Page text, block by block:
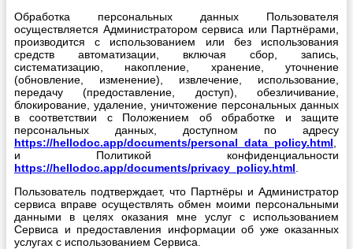
Обработка персональных данных Пользователя
осуществляется Администратором сервиса или Партнёрами,
производится с использованием или без использования
средств автоматизации, включая сбор, запись,
систематизацию, накопление, хранение, уточнение
(обновление, изменение), извлечение, использование,
передачу (предоставление, доступ), обезличивание,
блокирование, удаление, уничтожение персональных данных
в соответствии с Положением об обработке и защите
персональных данных, доступном по адресу
https://hellodoc.app/documents/personal_data_policy.html
и Политикой конфиденциальности
https://hellodoc.app/documents/privacy_policy.html
Пользователь подтверждает, что Партнёры и Администратор
сервиса вправе осуществлять обмен моими персональными
данными в целях оказания мне услуг с использованием
Сервиса и предоставления информации об уже оказанных
услугах с использованием Сервиса.